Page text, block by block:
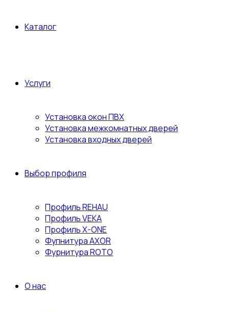
Каталог
Услуги
Установка окон ПВХ
Установка межкомнатных дверей
Установка входных дверей
Выбор профиля
Профиль REHAU
Профиль VEKA
Профиль X-ONE
Фупнитура AXOR
Фурнитура ROTO
О нас